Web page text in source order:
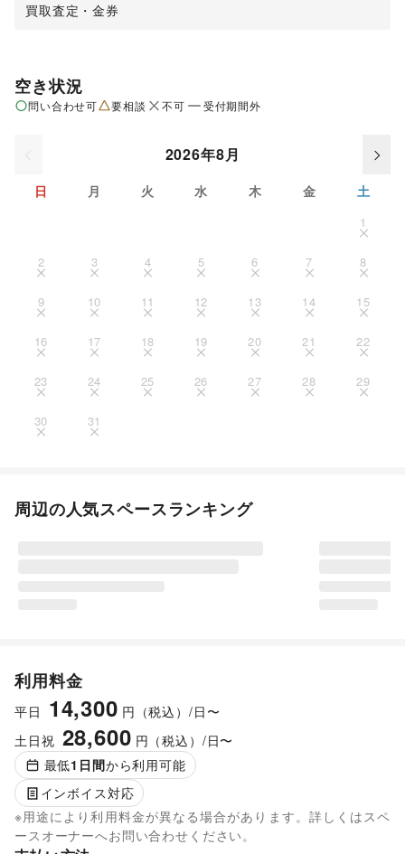
買取査定・金券
空き状況
問い合わせ可 要相談 不可 受付期間外
2026年8月
日 月 火 水 木 金 土
1
2 3 4 5 6 7 8
9 10 11 12 13 14 15
16 17 18 19 20 21 22
23 24 25 26 27 28 29
30 31
周辺の人気スペースランキング
利用料金
平日 14,300 円（税込）/日〜
土日祝 28,600 円（税込）/日〜
最低1 日間から利用可能
インボイス対応
※用途により利用料金が異なる場合があります。詳しくはスペ
ースオーナーへお問い合わせください。